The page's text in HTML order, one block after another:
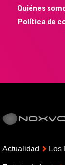
Quiénes
Política de
Actualidad Los